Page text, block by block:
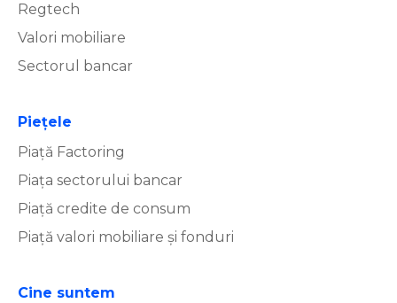
Regtech
Valori mobiliare
Sectorul bancar
Piețele
Piață Factoring
Piața sectorului bancar
Piață credite de consum
Piață valori mobiliare și fonduri
Cine suntem